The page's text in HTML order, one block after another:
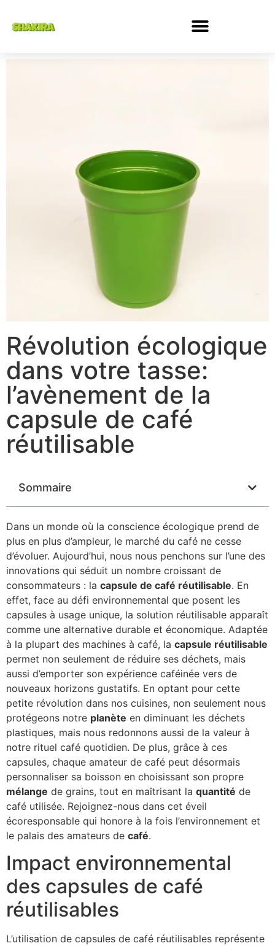
Révolution écologique
dans votre tasse:
l’avènement de la
capsule de café
réutilisable
Sommaire
Dans un monde où la conscience écologique prend de
plus en plus d’ampleur, le marché du café ne cesse
d’évoluer. Aujourd’hui, nous nous penchons sur l’une des
innovations qui séduit un nombre croissant de
consommateurs : la capsule de café réutilisable. En
effet, face au défi environnemental que posent les
capsules à usage unique, la solution réutilisable apparaît
comme une alternative durable et économique. Adaptée
à la plupart des machines à café, la capsule réutilisable
permet non seulement de réduire ses déchets, mais
aussi d’emporter son expérience caféinée vers de
nouveaux horizons gustatifs. En optant pour cette
petite révolution dans nos cuisines, non seulement nous
protégeons notre planète en diminuant les déchets
plastiques, mais nous redonnons aussi de la valeur à
notre rituel café quotidien. De plus, grâce à ces
capsules, chaque amateur de café peut désormais
personnaliser sa boisson en choisissant son propre
mélange de grains, tout en maîtrisant la quantité de
café utilisée. Rejoignez-nous dans cet éveil
écoresponsable qui honore à la fois l’environnement et
le palais des amateurs de café.
Impact environnemental
des capsules de café
réutilisables
L’utilisation de capsules de café réutilisables représente